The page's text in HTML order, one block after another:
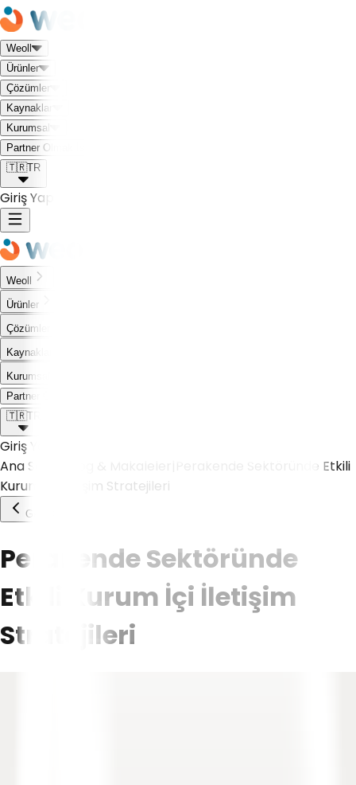
Weoll
Ürünler
Çözümler
Kaynaklar
Kurumsal
Partner Olmak İstiyorum
🇹🇷TR
Giriş Yap
Weoll
Ürünler
Çözümler
Kaynaklar
Kurumsal
Partner Olmak İstiyorum
🇹🇷TR
Giriş Yap
Ana Sayfa
Perakende Sektöründe Etkili
Kurum İçi İletişim Stratejileri
Geri Dön
Perakende Sektöründe
Etkili Kurum İçi İletişim
Stratejileri